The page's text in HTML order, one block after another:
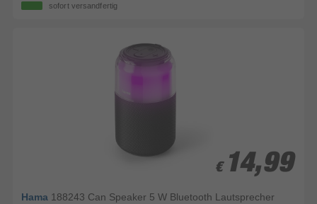
sofort versandfertig
€ 14,99
€ 14,99
Hama 188243 Can Speaker 5 W Bluetooth Lautsprecher